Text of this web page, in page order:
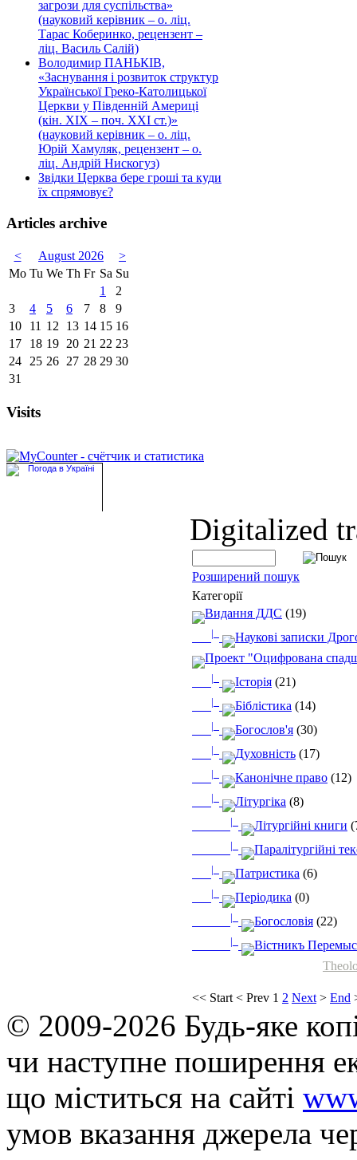
загрози для суспільства»
(науковий керівник – о. ліц.
Тарас Коберинко, рецензент –
ліц. Василь Салій)
Володимир ПАНЬКІВ,
«Заснування і розвиток структур
Української Греко-Католицької
Церкви у Південній Америці
(кін. ХІХ – поч. ХХІ ст.)»
(науковий керівник – о. ліц.
Юрій Хамуляк, рецензент – о.
ліц. Андрій Нискогуз)
Звідки Церква бере гроші та куди
їх спрямовує?
Articles archive
< August 2026
>
Mo Tu We Th Fr Sa Su
1
2
3
4 5 6 7 8
9
10
11 12 13 14 15 16
17
18 19 20 21 22 23
24
25 26 27 28 29 30
31
Visits
Digitalized
Розширений пошук
Категорії
<< Start < Prev 1 2 Next > End
Видання ДДС (19)
|_
Наукові записки
Проект "Оцифрована
|_ Історія (21)
|_ Біблістика (14)
|_ Богослов'я (30)
|_ Духовність (17)
|_ Канонічне право (12)
|_ Літургіка (8)
|_ Літургійні книги
|_ Паралітургійні
|_ Патристика (6)
|_ Періодика (0)
|_ Богословія (22)
|_
Вістникъ
© 2009-2026 Будь-яке
чи наступне поширення
що мiститься на сайті
умов вказання джерела